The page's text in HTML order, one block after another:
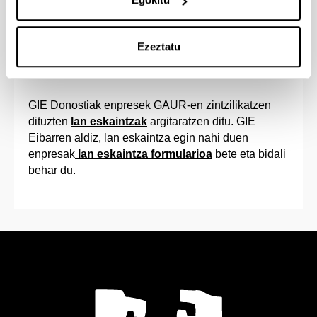
Ezeztatu
Lan Eskaintzak (Enpresak)
GIE Donostiak enpresek GAUR-en zintzilikatzen
dituzten lan eskaintzak argitaratzen ditu. GIE
Eibarren aldiz, lan eskaintza egin nahi duen
enpresak lan eskaintza formularioa bete eta bidali
behar du.